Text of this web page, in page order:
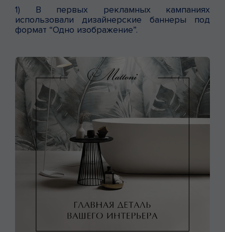
1) В первых рекламных кампаниях
использовали дизайнерские баннеры под
формат “Одно изображение”.